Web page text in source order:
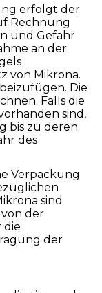
erfolgt der
Rechnung
und Gefahr
an der
von Mikrona.
Die
Falls die
sind,
bis zu deren
des
Verpackung
sind
der
die
der